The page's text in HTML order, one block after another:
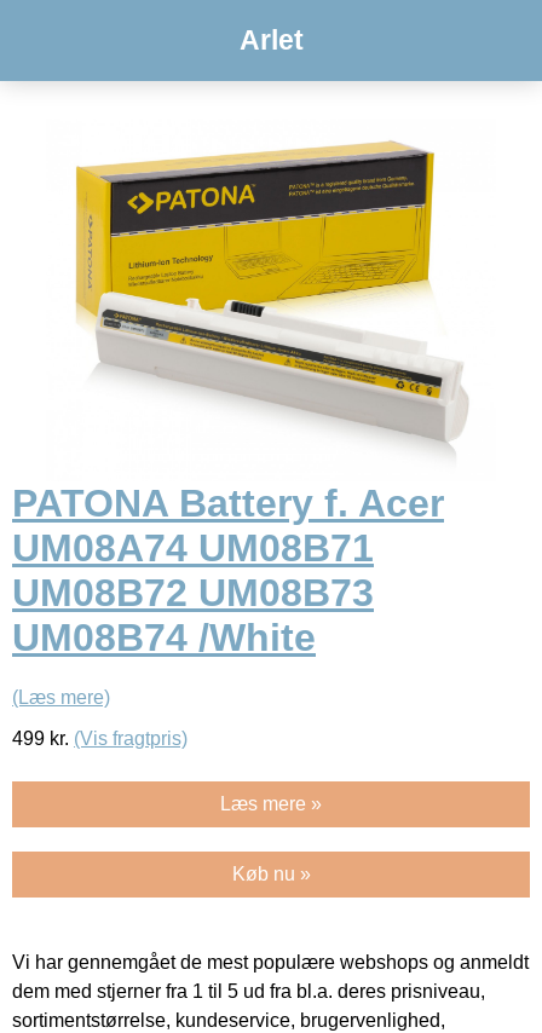
Arlet
PATONA Battery f. Acer
UM08A74 UM08B71
UM08B72 UM08B73
UM08B74 /White
(Læs mere)
499 kr. (Vis fragtpris)
Læs mere »
Køb nu »
Vi har gennemgået de mest populære webshops og anmeldt
dem med stjerner fra 1 til 5 ud fra bl.a. deres prisniveau,
sortimentstørrelse, kundeservice, brugervenlighed,